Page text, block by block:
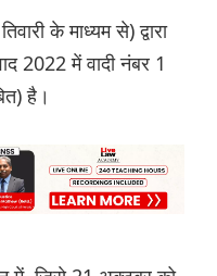
के माध्यम से) द्वारा
2022 में वादी नंबर 1
है।